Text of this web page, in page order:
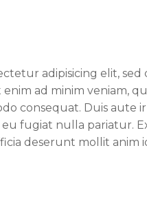
adipisicing elit,
ad minim veniam,
consequat. Duis
fugiat nulla pariatur.
deserunt mollit anim